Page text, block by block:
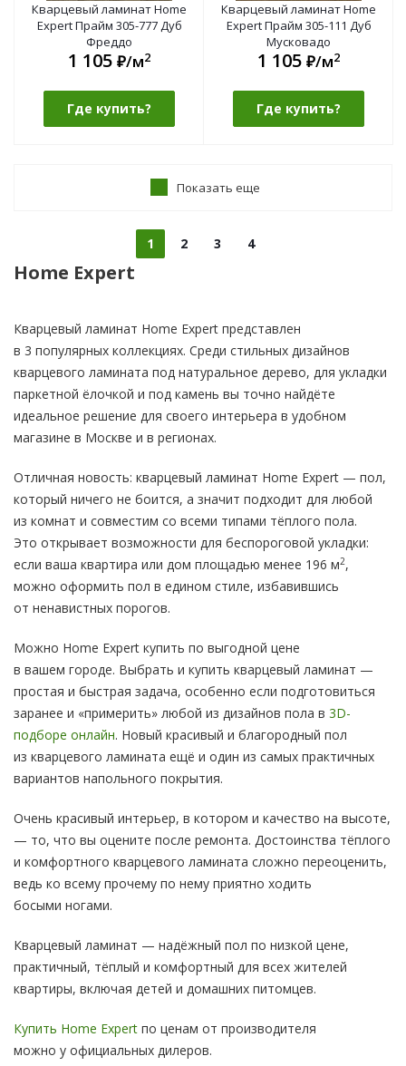
Кварцевый ламинат Home
Expert Прайм 305-777 Дуб
Фреддо
1 105 ₽/м2
Где купить?
Кварцевый ламинат Home
Expert Прайм 305-111 Дуб
Мусковадо
1 105 ₽/м2
Где купить?
Показать еще
1 2 3 4
Home Expert
Кварцевый ламинат Home Expert представлен
в 3 популярных коллекциях. Среди стильных дизайнов
кварцевого ламината под натуральное дерево, для укладки
паркетной ёлочкой и под камень вы точно найдёте
идеальное решение для своего интерьера в удобном
магазине в Москве и в регионах.
Отличная новость: кварцевый ламинат Home Expert — пол,
который ничего не боится, а значит подходит для любой
из комнат и совместим со всеми типами тёплого пола.
Это открывает возможности для беспороговой укладки:
если ваша квартира или дом площадью менее 196 м2,
можно оформить пол в едином стиле, избавившись
от ненавистных порогов.
Можно Home Expert купить по выгодной цене
в вашем городе. Выбрать и купить кварцевый ламинат —
простая и быстрая задача, особенно если подготовиться
заранее и «примерить» любой из дизайнов пола в 3D-
подборе онлайн. Новый красивый и благородный пол
из кварцевого ламината ещё и один из самых практичных
вариантов напольного покрытия.
Очень красивый интерьер, в котором и качество на высоте,
— то, что вы оцените после ремонта. Достоинства тёплого
и комфортного кварцевого ламината сложно переоценить,
ведь ко всему прочему по нему приятно ходить
босыми ногами.
Кварцевый ламинат — надёжный пол по низкой цене,
практичный, тёплый и комфортный для всех жителей
квартиры, включая детей и домашних питомцев.
Купить Home Expert по ценам от производителя
можно у официальных дилеров.